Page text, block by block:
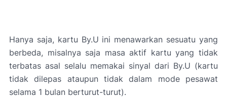
Hanya saja, kartu By.U ini menawarkan sesuatu yang
berbeda, misalnya saja masa aktif kartu yang tidak
terbatas asal selalu memakai sinyal dari By.U (kartu
tidak dilepas ataupun tidak dalam mode pesawat
selama 1 bulan berturut-turut).